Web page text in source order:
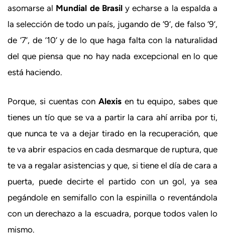
asomarse al Mundial de Brasily echarse a la espalda a
la selección de todo un país, jugando de ‘9’, de falso ‘9’,
de ‘7’, de ’10’ y de lo que haga falta con la naturalidad
del que piensa que no hay nada excepcional en lo que
está haciendo.
Porque, si cuentas con Alexis en tu equipo, sabes que
tienes un tío que se va a partir la cara ahí arriba por ti,
que nunca te va a dejar tirado en la recuperación, que
te va abrir espacios en cada desmarque de ruptura, que
te va a regalar asistencias y que, si tiene el día de cara a
puerta, puede decirte el partido con un gol, ya sea
pegándole en semifallo con la espinilla o reventándola
con un derechazo a la escuadra, porque todos valen lo
mismo.